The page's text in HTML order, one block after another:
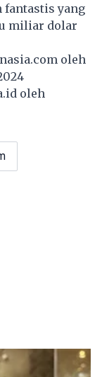
fantastis yang
miliar dolar
oleh
oleh